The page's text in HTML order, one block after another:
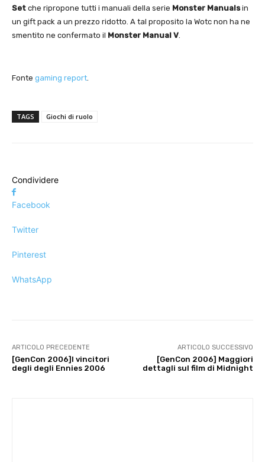
Set che ripropone tutti i manuali della serie Monster Manualsin
un gift pack a un prezzo ridotto. A tal proposito la Wotc non ha ne
smentito ne confermato il Monster Manual V.
Fonte gaming report.
TAGS Giochi di ruolo
Condividere
Facebook
Twitter
Pinterest
WhatsApp
ARTICOLO PRECEDENTE
[GenCon 2006]I vincitori
degli degli Ennies 2006
ARTICOLO SUCCESSIVO
[GenCon 2006] Maggiori
dettagli sul film di Midnight